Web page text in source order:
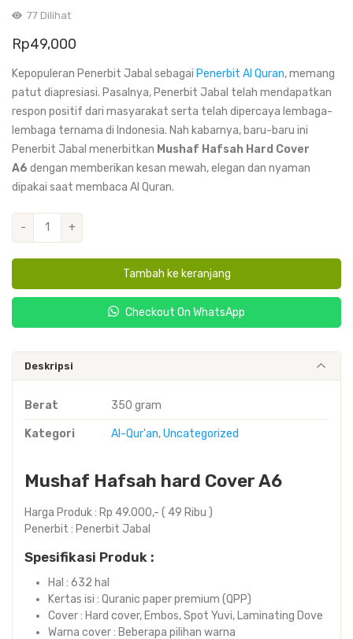
77 Dilihat
Rp49,000
Kepopuleran Penerbit Jabal sebagai Penerbit Al Quran, memang
patut diapresiasi. Pasalnya, Penerbit Jabal telah mendapatkan
respon positif dari masyarakat serta telah dipercaya lembaga-
lembaga ternama di Indonesia. Nah kabarnya, baru-baru ini
Penerbit Jabal menerbitkan Mushaf Hafsah Hard Cover
A6 dengan memberikan kesan mewah, elegan dan nyaman
dipakai saat membaca Al Quran.
-
Kuantitas
Hafsah
Hard
A6
+
Tambah ke keranjang
Checkout On WhatsApp
Deskripsi
Berat 350 gram
Kategori Al-Qur'an,Uncategorized
Mushaf Hafsah hard Cover A6
Harga Produk : Rp 49.000,- ( 49 Ribu )
Penerbit : Penerbit Jabal
Spesifikasi Produk :
Hal : 632 hal
Kertas isi : Quranic paper premium (QPP)
Cover : Hard cover, Embos, Spot Yuvi, Laminating Dove
Warna cover : Beberapa pilihan warna